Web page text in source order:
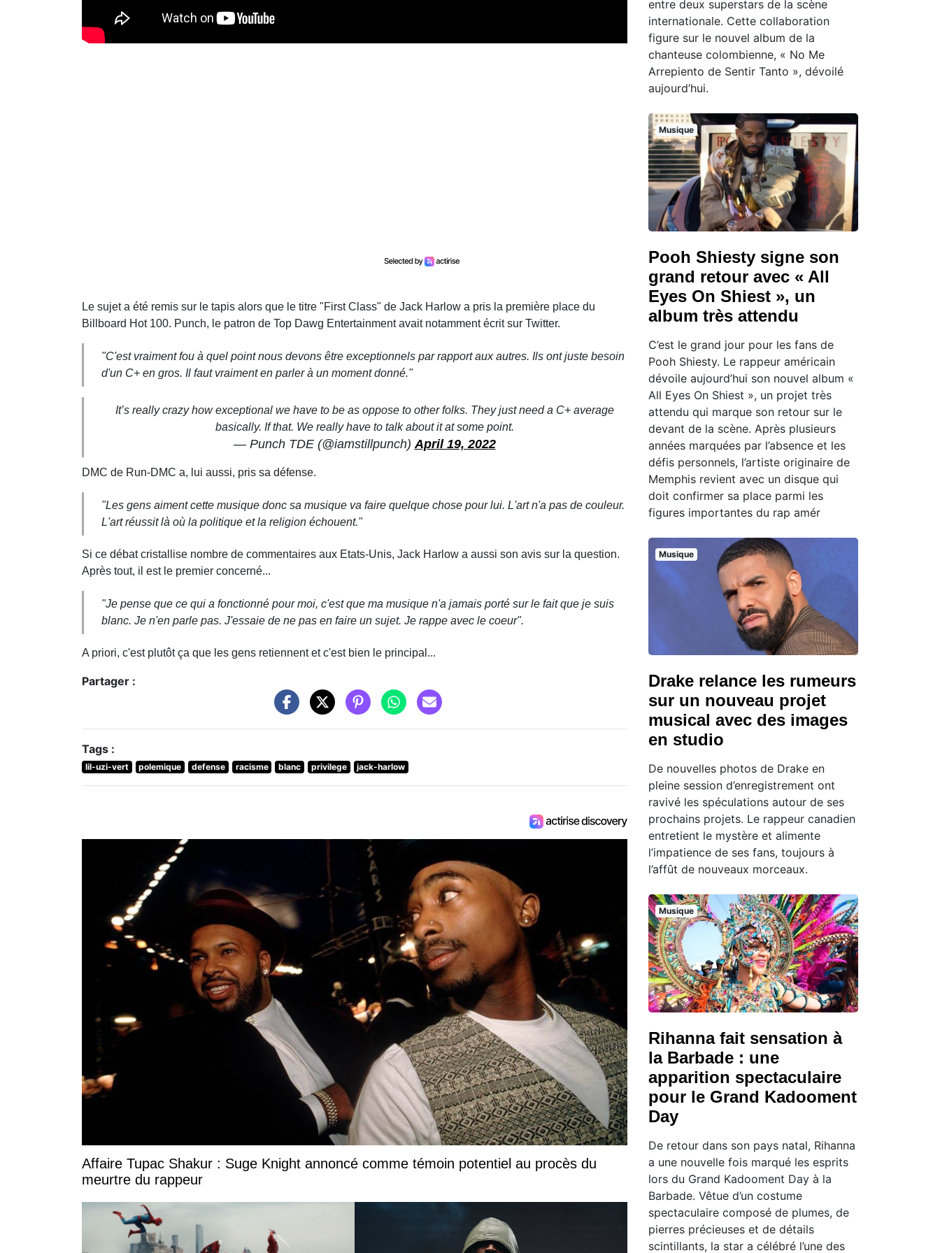
Le sujet a été remis sur le tapis alors que le titre "First Class" de Jack Harlow a pris la première place du
Billboard Hot 100. Punch, le patron de Top Dawg Entertainment avait notamment écrit sur Twitter.
"C'est vraiment fou à quel point nous devons être exceptionnels par rapport aux autres. Ils ont juste besoin
d'un C+ en gros. Il faut vraiment en parler à un moment donné."
It’s really crazy how exceptional we have to be as oppose to other folks. They just need a C+ average
basically. If that. We really have to talk about it at some point.
— Punch TDE (@iamstillpunch) April 19, 2022
DMC de Run-DMC a, lui aussi, pris sa défense.
"Les gens aiment cette musique donc sa musique va faire quelque chose pour lui. L'art n'a pas de couleur.
L'art réussit là où la politique et la religion échouent."
Si ce débatcristallise nombre de commentaires aux Etats-Unis, Jack Harlow a aussi son avis sur la question.
Après tout, il est le premier concerné...
"Je pense que ce qui a fonctionné pour moi, c'est que ma musique n'a jamais porté sur le fait que je suis
blanc. Je n'en parle pas. J'essaie de ne pas en faire un sujet. Je rappe avec le coeur".
A priori, c'est plutôt ça que les gens retiennent et c'est bien le principal...
Partager :
Tags :
lil-uzi-vert polemique defense racisme blanc privilege jack-harlow
Affaire Tupac Shakur : Suge Knight annoncé comme témoin potentiel au procès du
meurtre du rappeur
entre deux superstars de la scène
internationale. Cette collaboration
figure sur le nouvel album de la
chanteuse colombienne, « No Me
Arrepiento de Sentir Tanto », dévoilé
aujourd’hui.
Musique
Pooh Shiesty signe son
grand retour avec « All
Eyes On Shiest », un
album très attendu
C’est le grand jour pour les fans de
Pooh Shiesty. Le rappeur américain
dévoile aujourd’hui son nouvel album «
All Eyes On Shiest », un projet très
attendu qui marque son retour sur le
devant de la scène. Après plusieurs
années marquées par l’absence et les
défis personnels, l’artiste originaire de
Memphis revient avec un disque qui
doit confirmer sa place parmi les
figures importantes du rap amér
Musique
Drake relance les rumeurs
sur un nouveau projet
musical avec des images
en studio
De nouvelles photos de Drake en
pleine session d’enregistrement ont
ravivé les spéculations autour de ses
prochains projets. Le rappeur canadien
entretient le mystère et alimente
l’impatience de ses fans, toujours à
l’affût de nouveaux morceaux.
Musique
Rihanna fait sensation à
la Barbade : une
apparition spectaculaire
pour le Grand Kadooment
Day
De retour dans son pays natal, Rihanna
a une nouvelle fois marqué les esprits
lors du Grand Kadooment Day à la
Barbade. Vêtue d’un costume
spectaculaire composé de plumes, de
pierres précieuses et de détails
scintillants, la star a célébré l’une des